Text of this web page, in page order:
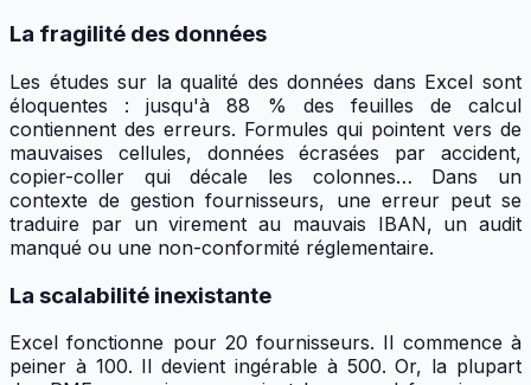
La fragilité des données
Les études sur la qualité des données dans Excel sont
éloquentes : jusqu'à 88 % des feuilles de calcul
contiennent des erreurs. Formules qui pointent vers de
mauvaises cellules, données écrasées par accident,
copier-coller qui décale les colonnes… Dans un
contexte de gestion fournisseurs, une erreur peut se
traduire par un virement au mauvais IBAN, un audit
manqué ou une non-conformité réglementaire.
La scalabilité inexistante
Excel fonctionne pour 20 fournisseurs. Il commence à
peiner à 100. Il devient ingérable à 500. Or, la plupart